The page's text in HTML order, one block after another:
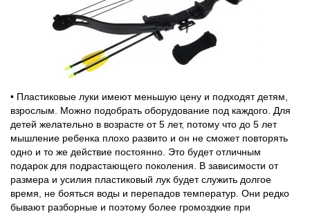
• Пластиковые луки имеют меньшую цену и подходят детям,
взрослым. Можно подобрать оборудование под каждого. Для
детей желательно в возрасте от 5 лет, потому что до 5 лет
мышление ребенка плохо развито и он не сможет повторять
одно и то же действие постоянно. Это будет отличным
подарок для подрастающего поколения. В зависимости от
размера и усилия пластиковый лук будет служить долгое
время, не бояться воды и перепадов температур. Они редко
бывают разборные и поэтому более громоздкие при